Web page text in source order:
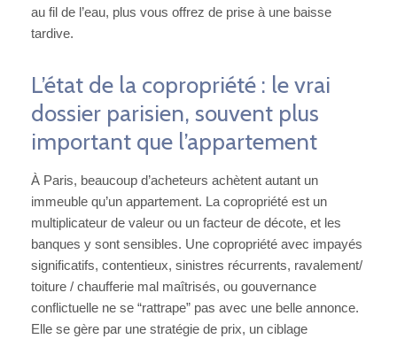
au fil de l’eau, plus vous offrez de prise à une baisse
tardive.
L’état de la copropriété : le vrai
dossier parisien, souvent plus
important que l’appartement
À Paris, beaucoup d’acheteurs achètent autant un
immeuble qu’un appartement. La copropriété est un
multiplicateur de valeur ou un facteur de décote, et les
banques y sont sensibles. Une copropriété avec impayés
significatifs, contentieux, sinistres récurrents, ravalement/
toiture / chaufferie mal maîtrisés, ou gouvernance
conflictuelle ne se “rattrape” pas avec une belle annonce.
Elle se gère par une stratégie de prix, un ciblage